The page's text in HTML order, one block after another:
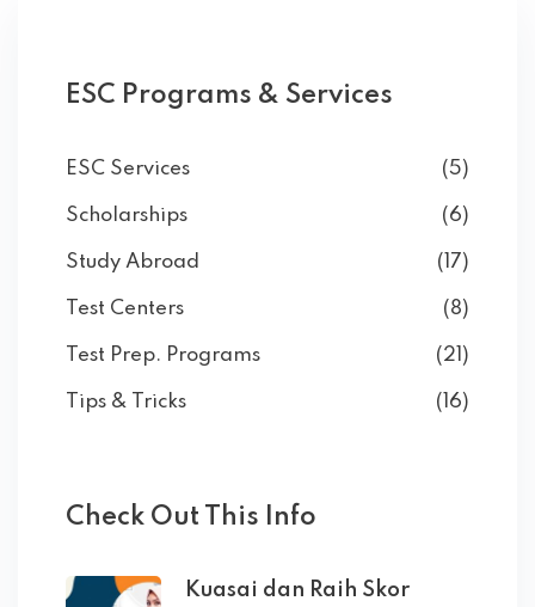
ESC Programs & Services
ESC Services (5)
Scholarships (6)
Study Abroad (17)
Test Centers (8)
Test Prep. Programs (21)
Tips & Tricks (16)
Check Out This Info
Kuasai dan Raih Skor